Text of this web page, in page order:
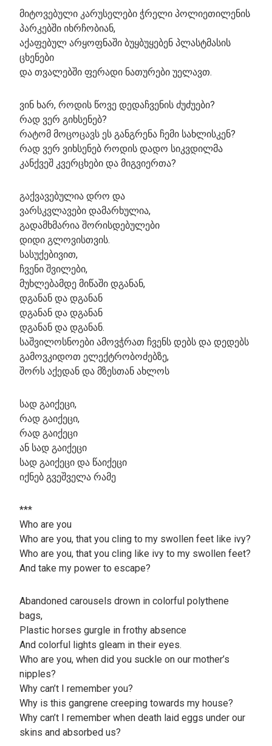
მიტოვებული კარუსელები ჭრელი პოლიეთილენის
პარკებში იხრჩობიან,
აქაფებულ არყოფნაში ბუყბუყებენ პლასტმასის
ცხენები
და თვალებში ფერადი ნათურები უელავთ.
ვინ ხარ, როდის წოვე დედაჩვენის ძუძუები?
რად ვერ გიხსენებ?
რატომ მოცოცავს ეს განგრენა ჩემი სახლისკენ?
რად ვერ ვიხსენებ როდის დადო სიკვდილმა
კანქვეშ კვერცხები და მიგვიერთა?
გაქვავებულია დრო და
ვარსკვლავები დამარხულია,
გადამხმარია შორისდებულები
დიდი გლოვისთვის.
სასუქებივით,
ჩვენი შვილები,
მუხლებამდე მიწაში დგანან,
დგანან და დგანან
დგანან და დგანან
დგანან და დგანან.
საშვილოსნოები ამოვჭრათ ჩვენს დებს და დედებს
გამოვკიდოთ ელექტრობოძებზე,
შორს აქედან და მზესთან ახლოს
სად გაიქეცი,
რად გაიქეცი,
რად გაიქეცი
ან სად გაიქეცი
სად გაიქეცი და წაიქეცი
იქნებ გვეშველა რამე
***
Who are you
Who are you, that you cling to my swollen feet like ivy?
Who are you, that you cling like ivy to my swollen feet?
And take my power to escape?
Abandoned carousels drown in colorful polythene
bags,
Plastic horses gurgle in frothy absence
And colorful lights gleam in their eyes.
Who are you, when did you suckle on our mother’s
nipples?
Why can’t I remember you?
Why is this gangrene creeping towards my house?
Why can’t I remember when death laid eggs under our
skins and absorbed us?